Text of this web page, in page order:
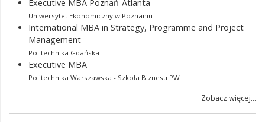
Executive MBA Poznań-Atlanta
Uniwersytet Ekonomiczny w Poznaniu
International MBA in Strategy, Programme and Project
Management
Politechnika Gdańska
Executive MBA
Politechnika Warszawska - Szkoła Biznesu PW
Zobacz więcej...